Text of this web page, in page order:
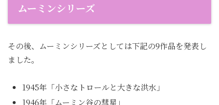
ムーミンシリーズ
その後、ムーミンシリーズとしては下記の9作品を発表し
ました。
1945年「小さなトロールと大きな洪水」
1946年「ムーミン谷の彗星」